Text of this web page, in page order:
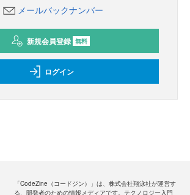
メールバックナンバー
新規会員登録 無料
ログイン
「CodeZine（コードジン）」は、株式会社翔泳社が運営す
る、開発者のための情報メディアです。テクノロジー入門